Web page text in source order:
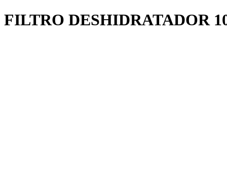
FILTRO DESHIDRATADOR